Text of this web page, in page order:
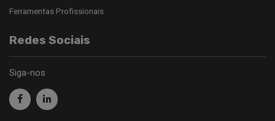
Ferramentas Profissionais
Redes Sociais
Siga-nos